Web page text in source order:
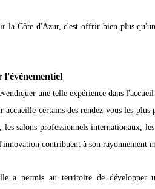
la Côte d'Azur, c'est offrir bien plus
l'événementiel
une telle expérience dans l'accueil
accueille certains des rendez-vous les
les salons professionnels internationaux,
contribuent à son rayonnement
a permis au territoire de développer